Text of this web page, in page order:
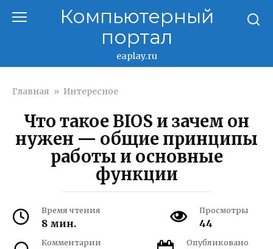
Компьютерный
портал
eaplay.ru
Главная » Интересное
Что такое BIOS и зачем он
нужен — общие принципы
работы и основные
функции
Время чтения
8 мин.
Просмотры
44
Комментарии Опубликовано